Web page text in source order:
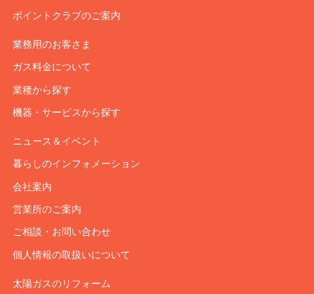
ポイントクラブのご案内
業務用のお客さま
ガス料金について
業種から探す
機器・サービスから探す
ニュース＆イベント
暮らしのインフォメーション
会社案内
営業所のご案内
ご相談・お問い合わせ
個人情報の取扱いについて
太陽ガスのリフォーム